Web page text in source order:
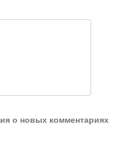
о новых комментариях